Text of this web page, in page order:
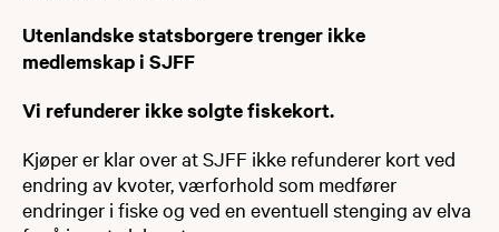
Utenlandske statsborgere trenger ikke
medlemskap i SJFF
Vi refunderer ikke solgte fiskekort.
Kjøper er klar over at SJFF ikke refunderer kort ved
endring av kvoter, værforhold som medfører
endringer i fiske og ved en eventuell stenging av elva